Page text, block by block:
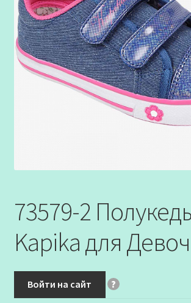
73579-2
Kapika для
Войти на сайт ?